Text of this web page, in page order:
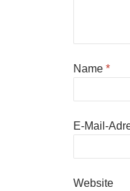
Name *
E-Mail-
Website